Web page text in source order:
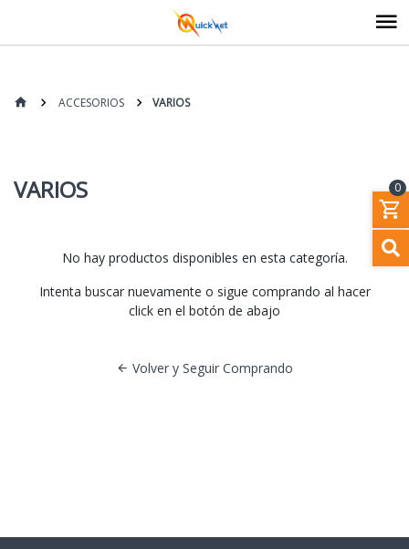
0
ACCESORIOS VARIOS
VARIOS
No hay productos disponibles en esta categoría.
Intenta buscar nuevamente o sigue comprando al hacer
click en el botón de abajo
Volver y Seguir Comprando